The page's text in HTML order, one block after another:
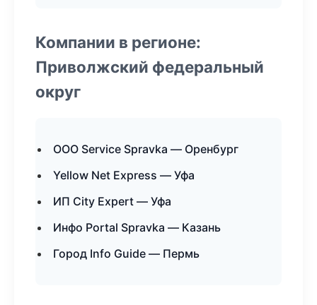
Компании в регионе:
Приволжский федеральный
округ
ООО Service Spravka — Оренбург
Yellow Net Express — Уфа
ИП City Expert — Уфа
Инфо Portal Spravka — Казань
Город Info Guide — Пермь